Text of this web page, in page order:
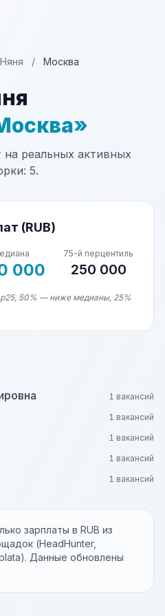
Няня / Москва
на реальных активных
5.
(RUB)
000
75-й перцентиль
250 000
50% — ниже медианы, 25%
1 вакансий
1 вакансий
1 вакансий
1 вакансий
1 вакансий
зарплаты в RUB из
(HeadHunter,
Данные обновлены